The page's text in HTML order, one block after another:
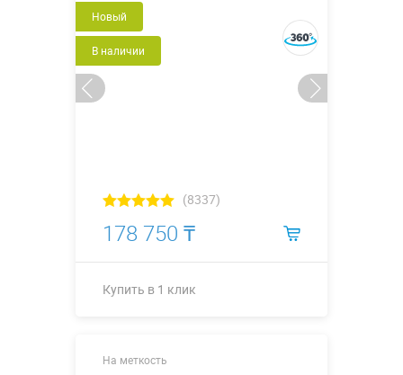
Купить в 1 клик
Новый
В наличии
(8337)
178 750 ₸
Купить в 1 клик
На меткость